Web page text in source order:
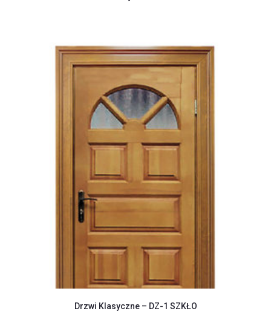
Drzwi Klasyczne – DZ-1 SZKŁO